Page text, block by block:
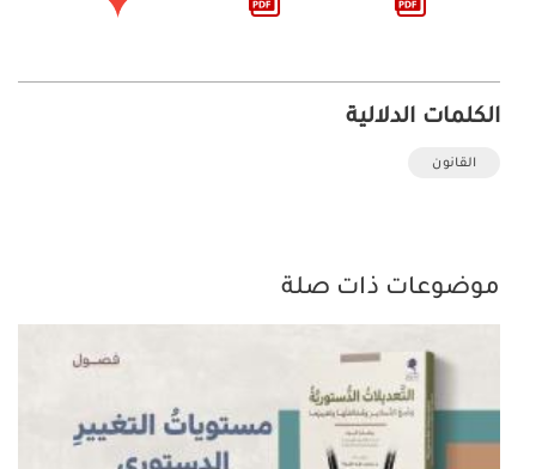
الكلمات الدلالية
القانون
موضوعات ذات صلة